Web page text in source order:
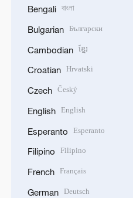
Bengali বাংলা
Bulgarian Български
Cambodian ខ្មែរ
Croatian Hrvatski
Czech Český
English English
Esperanto Esperanto
Filipino Filipino
French Français
German Deutsch